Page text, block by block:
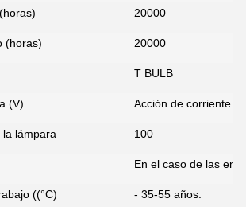
Deja un mensaje
llamaremos pronto!
20000
(horas) 20000
T BULB
(V) Acción de corriente
la lámpara 100
En el caso de las
((°C) - 35-55 años.